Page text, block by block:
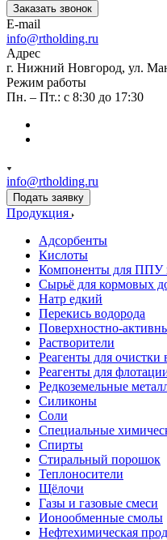
Заказать звонок
E-mail
info@rtholding.ru
Адрес
г. Нижний Новгород, ул.
Режим работы
Пн. – Пт.: с 8:30 до 17:30
info@rtholding.ru
Подать заявку
Продукция
Адсорбенты
Кислоты
Компоненты для ППУ
Сырьё для кормовых
Натр едкий
Перекись водорода
Поверхностно-
Растворители
Реагенты для очистки
Реагенты для
Редкоземельные
Силиконы
Соли
Специальные
Спирты
Стиральный порошок
Теплоносители
Щёлочи
Газы и газовые смеси
Ионообменные смолы
Нефтехимическая